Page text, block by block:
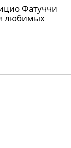
Фатуччи
любимых